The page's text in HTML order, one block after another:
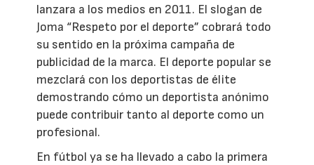
lanzara a los medios en 2011. El slogan de
Joma “Respeto por el deporte” cobrará todo
su sentido en la próxima campaña de
publicidad de la marca. El deporte popular se
mezclará con los deportistas de élite
demostrando cómo un deportista anónimo
puede contribuir tanto al deporte como un
profesional.
En fútbol ya se ha llevado a cabo la primera